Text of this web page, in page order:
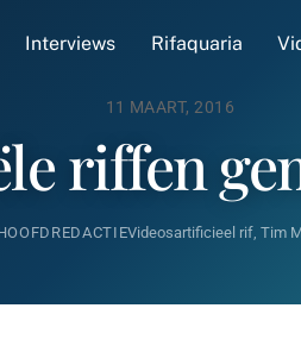
Interviews Rifaquaria
11 MAART, 2016
riffen
Videosartificieel rif ,Tim